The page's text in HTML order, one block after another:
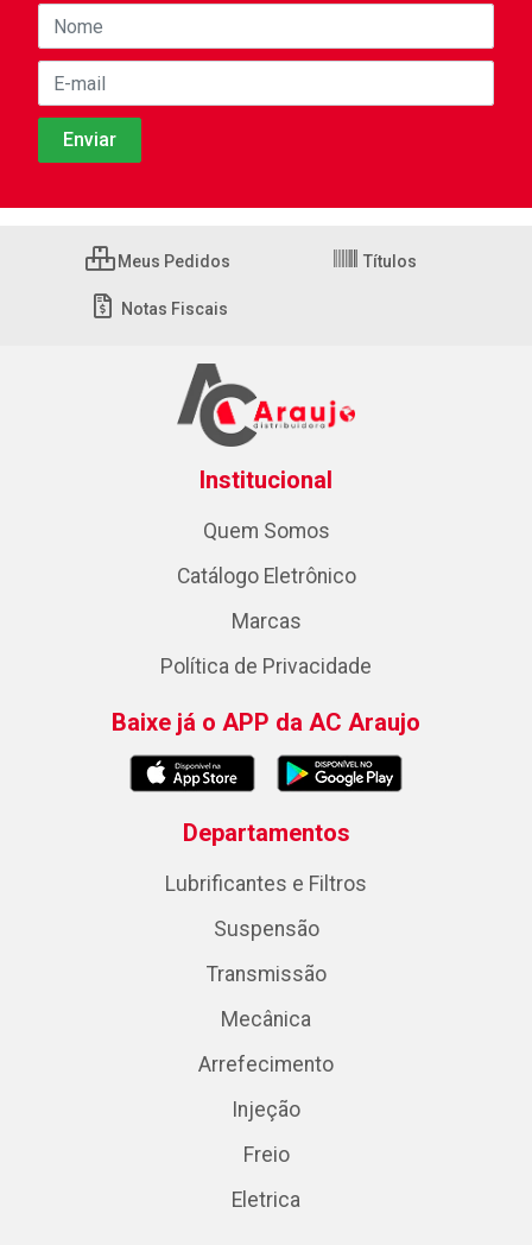
Meus Pedidos Títulos
Notas Fiscais
Institucional
Quem Somos
Catálogo Eletrônico
Marcas
Política de Privacidade
Baixe já o APP da AC Araujo
Departamentos
Lubrificantes e Filtros
Suspensão
Transmissão
Mecânica
Arrefecimento
Injeção
Freio
Eletrica